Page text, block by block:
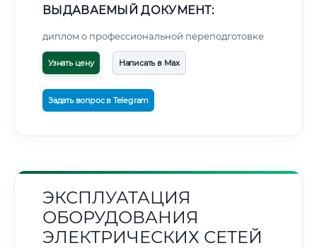
ВЫДАВАЕМЫЙ ДОКУМЕНТ:
диплом о профессиональной переподготовке
Узнать цену Написать в Max
Задать вопрос в Telegram
ЭКСПЛУАТАЦИЯ
ОБОРУДОВАНИЯ
ЭЛЕКТРИЧЕСКИХ СЕТЕЙ